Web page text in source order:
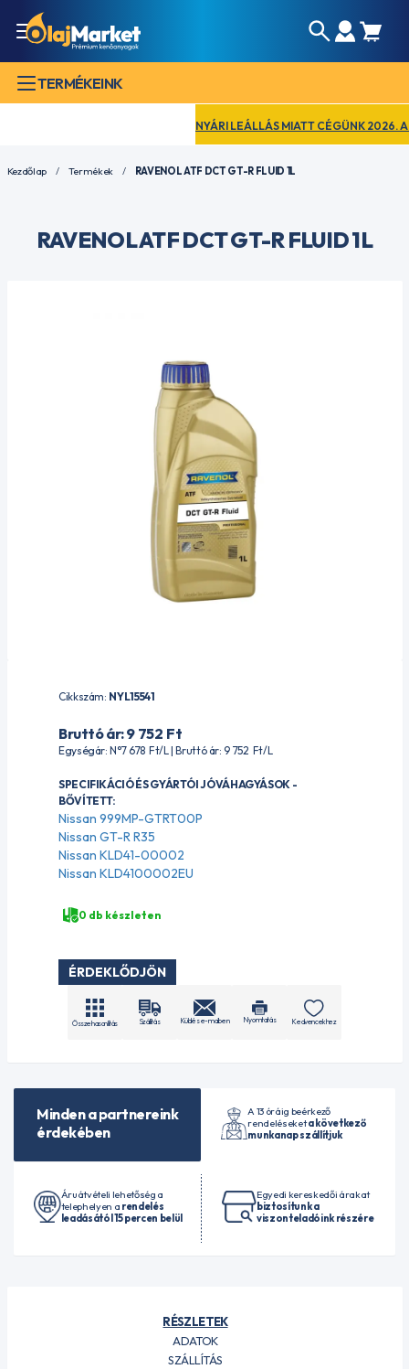
TERMÉKEINK
NYÁRI LEÁLLÁS MIATT CÉGÜNK 2026.
Kezdőlap Termékek RAVENOL ATF DCT GT-R FLUID 1L
RAVENOL ATF DCT GT-R FLUID 1L
Cikkszám: NYL15541
Bruttó ár: 9 752 Ft
Egységár: N°7 678 Ft/L | Bruttó ár: 9 752 Ft/L
SPECIFIKÁCIÓ ÉS GYÁRTÓI JÓVÁHAGYÁSOK -
BŐVÍTETT:
Nissan 999MP-GTRT00P
Nissan GT-R R35
Nissan KLD41-00002
Nissan KLD4100002EU
0 db készleten
ÉRDEKLŐDJÖN
Összehasonlítás Szállítás Küldés e-mailben Nyomtatás Kedvencekhez
Minden a partnereink
érdekében
A 13 óráig beérkező
rendeléseketa következő
munkanap szállítjuk
Áruátvételi lehetőség a
telephelyen a rendelés
leadásától 15 percen belül
Egyedi kereskedői árakat
biztosítunk a
viszonteladóink részére
RÉSZLETEK
ADATOK
SZÁLLÍTÁS